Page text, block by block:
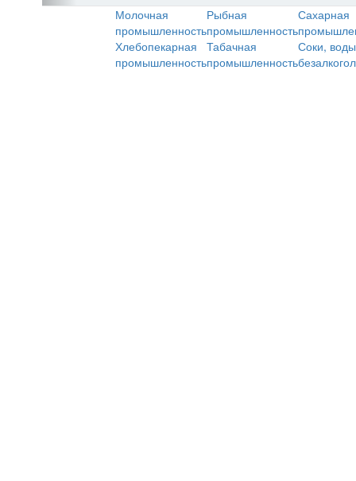
Молочная
промышленность
Рыбная
промышленность
Сахарная
Хлебопекарная
промышленность
Табачная
промышленность
Соки,